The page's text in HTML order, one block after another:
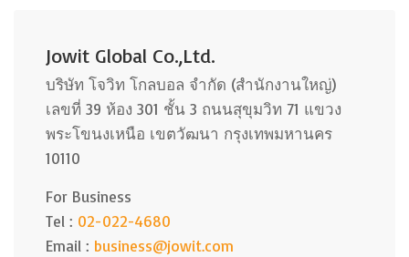
Jowit Global Co.,Ltd.
บริษัท โจวิท โกลบอล จำกัด (สำนักงานใหญ่)
เลขที่ 39 ห้อง 301 ชั้น 3 ถนนสุขุมวิท 71 แขวง
พระโขนงเหนือ เขตวัฒนา กรุงเทพมหานคร
10110
For Business
Tel : 02-022-4680
Email : business@jowit.com